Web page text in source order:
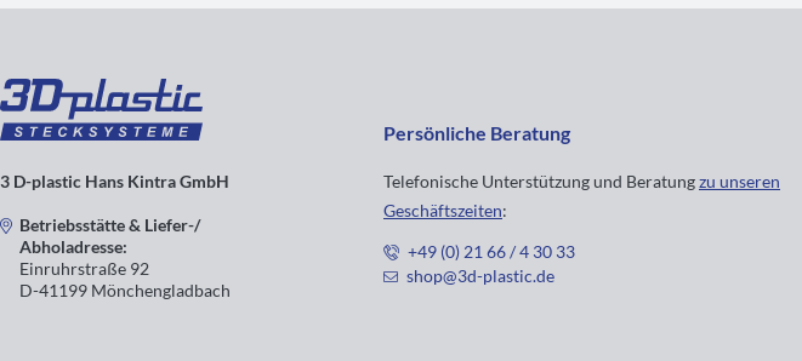
3 D-plastic Hans Kintra GmbH
Betriebsstätte & Liefer-/
Abholadresse:
Einruhrstraße 92
D-41199 Mönchengladbach
Persönliche Beratung
Telefonische Unterstützung und Beratungzu unseren
Geschäftszeiten:
+49 (0) 21 66 / 4 30 33
shop@3d-plastic.de